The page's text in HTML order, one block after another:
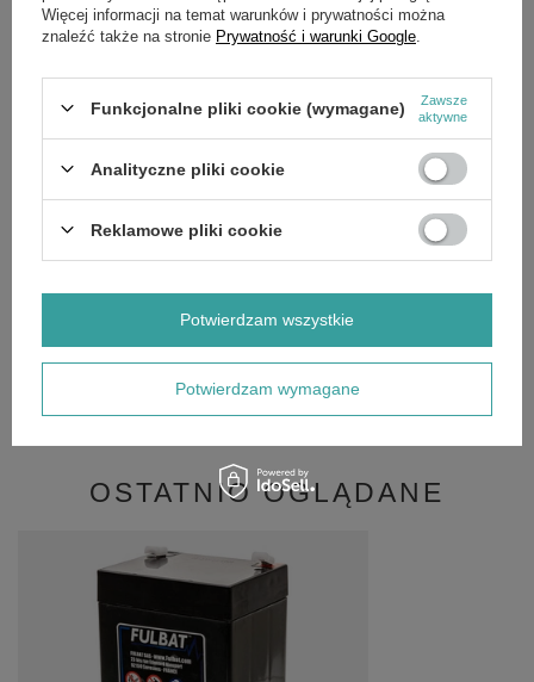
Akumulator 4.5Ah, 12V, PLUS Z LEWEJ STRONY, BEZOBSŁUGOWY
Wymiary: długość 90 mm szerokość 70 mm, wysokość 107 mm, podłączenie na
wsuwki
- automatyczny zawór regulacyjny
- odporny na wycieki i nieszczelności
- niska emisja gazu
SZCZEGÓŁOWE DANE
OPINIE (0)
OSTATNIO OGLĄDANE
Więcej informacji na temat warunków i prywatności można
znaleźć także na stronie Prywatność i warunki Google
Funkcjonalne pliki cookie (wymagane)
Zawsze
aktywne
Analityczne pliki cookie
Reklamowe pliki cookie
Potwierdzam wymagane
Potwierdzam wszystkie